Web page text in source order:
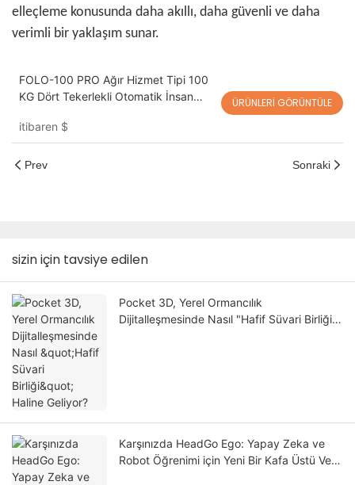
elleçleme konusunda daha akıllı, daha güvenli ve daha
verimli bir yaklaşım sunar.
FOLO-100 PRO Ağır Hizmet Tipi 100
KG Dört Tekerlekli Otomatik İnsan
itibaren $
ÜRÜNLERI GÖRÜNTÜLE
Prev Sonraki
sizin için tavsiye edilen
Pocket 3D, Yerel Ormancılık
Dijitalleşmesinde Nasıl "Hafif Süvari Birliği"
Karşınızda HeadGo Ego: Yapay Zeka ve
Robot Öğrenimi için Yeni Bir Kafa Üstü Veri